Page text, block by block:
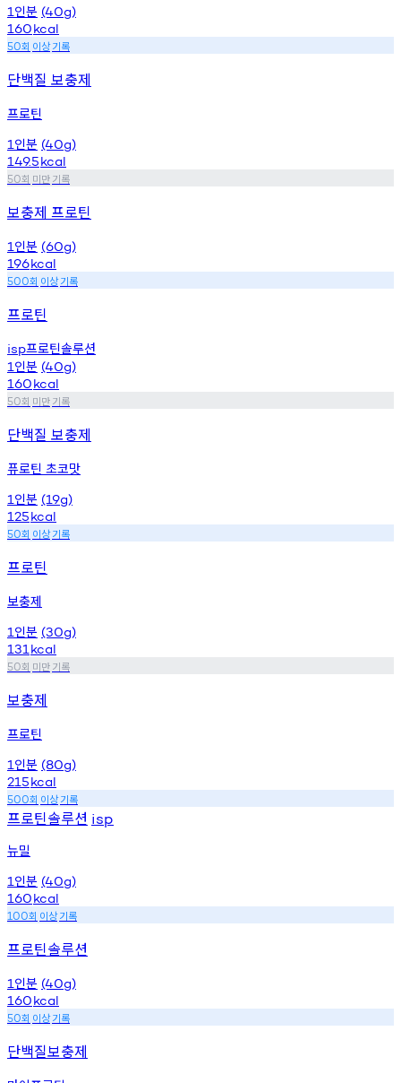
1 인분 (40g)
160kcal
50회 이상기록
단백질 보충제
프로틴
1 인분 (40g)
149.5kcal
50회 미만기록
보충제 프로틴
1 인분 (60g)
196kcal
500회 이상기록
프로틴
isp프로틴솔루션
1 인분 (40g)
160kcal
50회 미만기록
단백질 보충제
퓨로틴 초코맛
1 인분 (19g)
125kcal
50회 이상기록
프로틴
보충제
1 인분 (30g)
131 kcal
50회 미만기록
보충제
프로틴
1 인분 (80g)
215kcal
500회 이상기록
프로틴솔루션 isp
뉴밀
1 인분 (40g)
160kcal
100회 이상기록
프로틴솔루션
1 인분 (40g)
160kcal
50회 이상기록
단백질보충제